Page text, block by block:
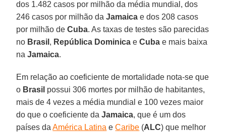
dos 1.482 casos por milhão da média mundial, dos
246 casos por milhão daJamaica e dos 208 casos
por milhão deCuba. As taxas de testes são parecidas
no Brasil , República Dominica eCuba e mais baixa
naJamaica.
Em relação ao coeficiente de mortalidade nota-se que
o Brasil possui 306 mortes por milhão de habitantes,
mais de 4 vezes a média mundial e 100 vezes maior
do que o coeficiente daJamaica, que é um dos
países daAmérica Latina e Caribe (ALC) que melhor